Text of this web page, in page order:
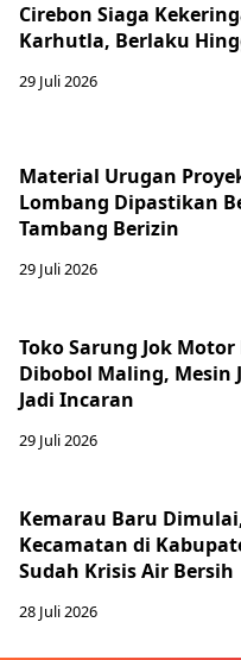
Cirebon Siaga
Karhutla, Berlaku
29 Juli 2026
Material Urugan
Lombang Dipastikan
Tambang Berizin
29 Juli 2026
Toko Sarung Jok
Dibobol Maling, Mesin
Jadi Incaran
29 Juli 2026
Kemarau Baru
Kecamatan di
Sudah Krisis Air Bersih
28 Juli 2026